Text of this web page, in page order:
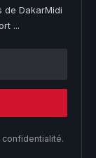
de DakarMidi
...
confidentialité.